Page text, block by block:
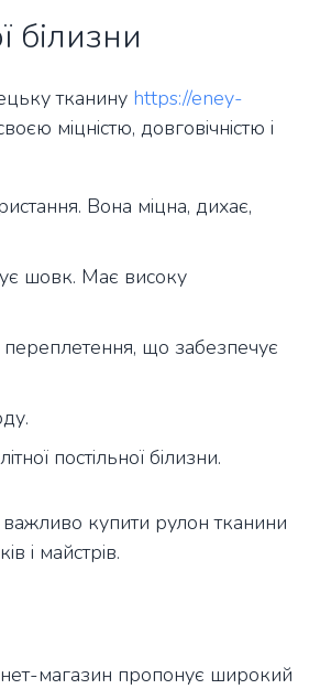
білизни
тканину https://eney-
міцністю, довговічністю і
Вона міцна, дихає,
шовк. Має високу
що забезпечує
постільної білизни.
важливо купити рулон тканини
і майстрів.
магазин пропонує широкий